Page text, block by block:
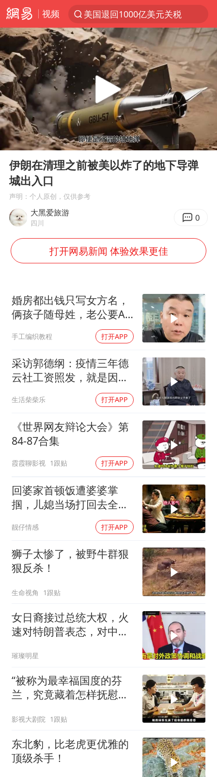
视频
美国退回1000亿美元关税
探寻“技能+”促就业创业新路
顾客结账把钱扔地上 服务员霸气扔回
乘客脱鞋散发异味 司机提醒反被怼
李亚鹏向地铁吐血女孩捐99999元
台风白海豚可能在浙江登陆
38岁山东财大教授刘海明逝世
陕西柞水遭遇暴雨五千余户群众转移
逃犯看演唱会 刚出地铁就被逮住
香港殿堂级填词人黎彼得因病离世 终年76岁
FIFA官方支持因凡蒂诺
弹药库存告急 美军补货难
沙特否认与胡塞武装举行会谈
被妻子举报丈夫与情人一审获刑1年
多专业取消艺考 文化工作者要有文化
Play
00:00 00:33
伊朗在清理之前被美以炸了的地下导弹
城出入口
声明：个人原创，仅供参考
大黑爱旅游
四川 0
打开网易新闻 体验效果更佳
婚房都出钱只写女方名，
俩孩子随母姓，老公要AA
手工编织教程 打开APP
采访郭德纲：疫情三年德
云社工资照发，就是因为
生活柴柴乐 打开APP
《世界网友辩论大会》第
84-87合集
霞霞聊影视 1跟贴 打开APP
回婆家首顿饭遭婆婆掌
掴，儿媳当场打回去全家
靓仔情感 打开APP
狮子太惨了，被野牛群狠
狠反杀！
生命视角 1跟贴
女日裔接过总统大权，火
速对特朗普表态，对中
璀璨明星
“被称为最幸福国度的芬
兰，究竟藏着怎样抚慰人
影视大剧院 1跟贴
东北豹，比老虎更优雅的
顶级杀手！